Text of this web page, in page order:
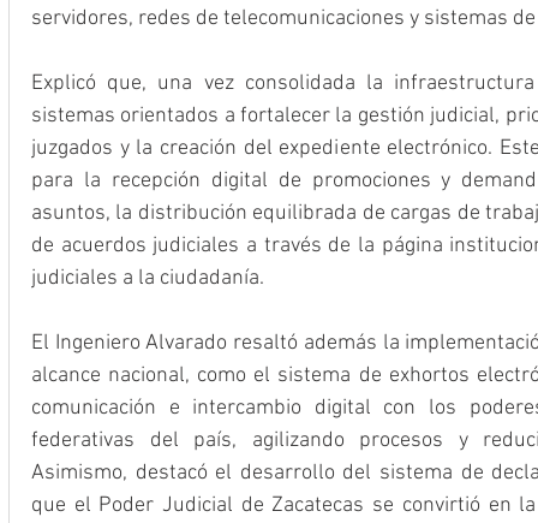
servidores, redes de telecomunicaciones y sistemas
Explicó que, una vez consolidada la
sistemas orientados a fortalecer la gestión judicial,
juzgados y la creación del expediente electrónico.
para la recepción digital de promociones y
asuntos, la distribución equilibrada de cargas de
de acuerdos judiciales a través de la página
judiciales a la ciudadanía.
El Ingeniero Alvarado resaltó además la
alcance nacional, como el sistema de exhortos
comunicación e intercambio digital con los
federativas del país, agilizando procesos y
Asimismo, destacó el desarrollo del sistema de
que el Poder Judicial de Zacatecas se convirtió en